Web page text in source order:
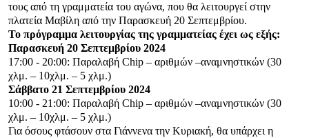
τους από τη γραμματεία του αγώνα, που θα λειτουργεί στην
πλατεία Μαβίλη από την Παρασκευή 20 Σεπτεμβρίου.
Το πρόγραμμα λειτουργίας της γραμματείας έχει ως εξής:
Παρασκευή 20 Σεπτεμβρίου 2024
17:00 - 20:00: Παραλαβή Chip – αριθμών –αναμνηστικών (30
χλμ. – 10χλμ. – 5 χλμ.)
Σάββατο 21 Σεπτεμβρίου 2024
10:00 - 21:00: Παραλαβή Chip – αριθμών –αναμνηστικών (30
χλμ. – 10χλμ. – 5 χλμ.)
Για όσους φτάσουν στα Γιάννενα την Κυριακή, θα υπάρχει η